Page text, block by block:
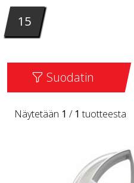
15
Suodatin
Näytetään 1 / 1 tuotteesta